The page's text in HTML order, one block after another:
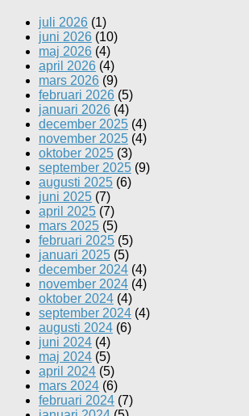
juli 2026 (1)
juni 2026 (10)
maj 2026 (4)
april 2026 (4)
mars 2026 (9)
februari 2026 (5)
januari 2026 (4)
december 2025 (4)
november 2025 (4)
oktober 2025 (3)
september 2025 (9)
augusti 2025 (6)
juni 2025 (7)
april 2025 (7)
mars 2025 (5)
februari 2025 (5)
januari 2025 (5)
december 2024 (4)
november 2024 (4)
oktober 2024 (4)
september 2024 (4)
augusti 2024 (6)
juni 2024 (4)
maj 2024 (5)
april 2024 (5)
mars 2024 (6)
februari 2024 (7)